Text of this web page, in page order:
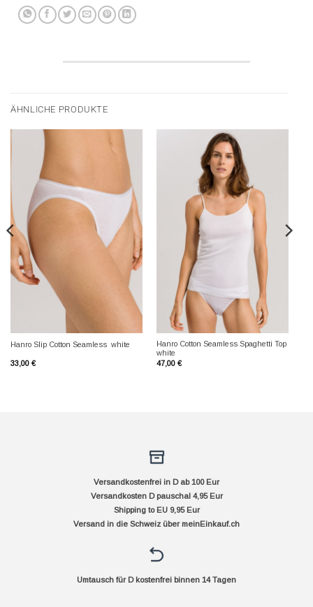
ÄHNLICHE PRODUKTE
Hanro Slip Cotton Seamless white
33,00 €
Hanro Cotton Seamless Spaghetti Top
white
47,00 €
Versandkostenfrei in D ab 100 Eur
Versandkosten D pauschal 4,95 Eur
Shipping to EU 9,95 Eur
Versand in die Schweiz über meinEinkauf.ch
Umtausch für D kostenfrei binnen 14 Tagen